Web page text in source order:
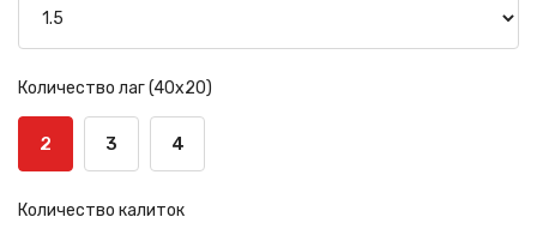
Количество лаг (40х20)
2 3 4
Количество калиток